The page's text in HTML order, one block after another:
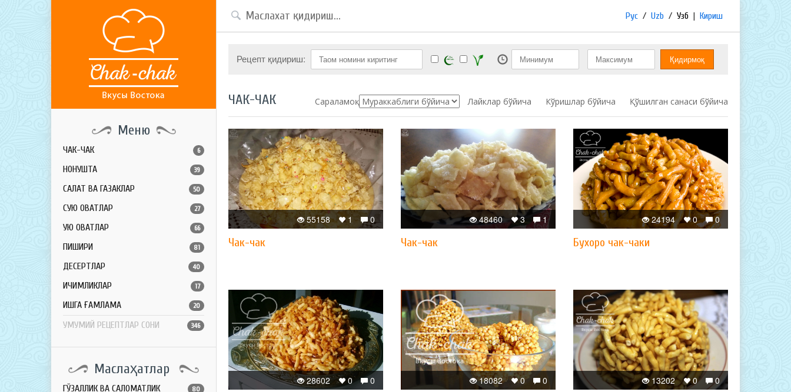
Меню
ЧАК-ЧАК 6
НОНУШТА 39
САЛАТ ВА ГАЗАКЛАР 50
СУЮҚ ОВҚАТЛАР 27
ҚУЮҚ ОВҚАТЛАР 66
ПИШИРИҚ 81
ДЕСЕРТЛАР 40
ИЧИМЛИКЛАР 17
ҚИШГА ҒАМЛАМА 20
УМУМИЙ РЕЦЕПТЛАР СОНИ 346
Маслаҳатлар
ГЎЗАЛЛИК ВА САЛОМАТЛИК 80
Рус / Uzb / Узб | Кириш
Рецепт қидириш:
ЧАК-ЧАК Сараламоқ: Лайклар бўйича Кўришлар бўйича Қўшилган санаси бўйича
0
1
55158
Чак-чак
1
3
48460
Чак-чак
0
0
24194
Бухоро чак-чаки
0
0
28602 0
0
18082 0
0
13202